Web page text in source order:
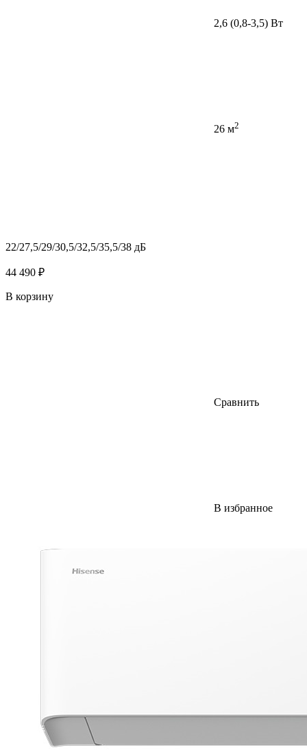
2,6 (0,8-3,5) Вт
26 м2
22/27,5/29/30,5/32,5/35,5/38 дБ
44 490 ₽
В корзину
Сравнить
В избранное